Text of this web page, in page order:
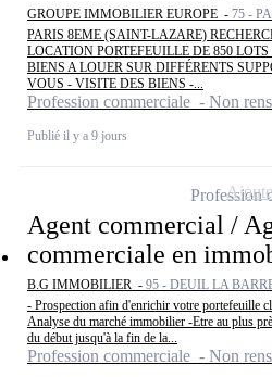
GROUPE IMMOBILIER EUROPE - 75 -
PARIS 8EME (SAINT-LAZARE)
LOCATION PORTEFEUILLE DE 850
BIENS A LOUER SUR DIFFÉRENTS
VOUS - VISITE DES BIENS -...
Profession commerciale - Non
Publié il y a 9 jours
Agent commercial /
commerciale en
B.G IMMOBILIER - 95 - DEUIL LA
- Prospection afin d'enrichir votre portefeuille
Analyse du marché immobilier -Etre au plus
du début jusqu'à la fin de la...
Profession commerciale - Non
Profession